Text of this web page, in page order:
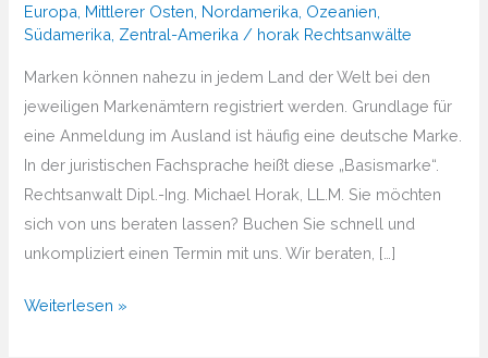
Europa Mittlerer Osten Nordamerika Ozeanien
Südamerika Zentral-Amerika / horak Rechtsanwälte
Marken können nahezu in jedem Land der Welt bei den
jeweiligen Markenämtern registriert werden. Grundlage für
eine Anmeldung im Ausland ist häufig eine deutsche Marke.
In der juristischen Fachsprache heißt diese „Basismarke“.
Rechtsanwalt Dipl.-Ing. Michael Horak, LL.M. Sie möchten
sich von uns beraten lassen? Buchen Sie schnell und
unkompliziert einen Termin mit uns. Wir beraten, […]
Von
Weiterlesen »